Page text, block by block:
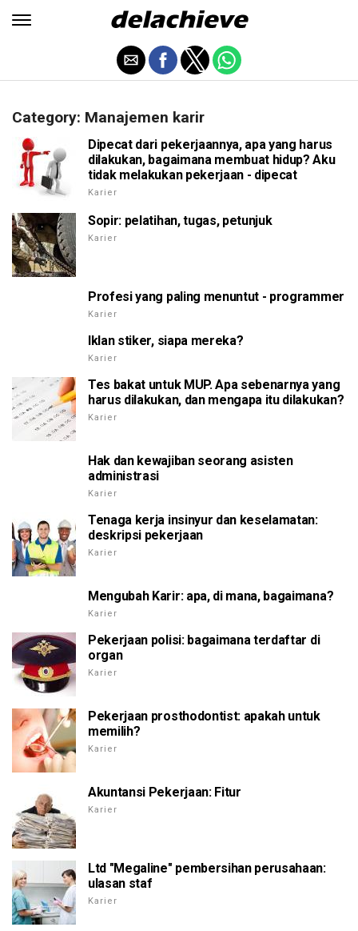
Category: Manajemen karir
Dipecat dari pekerjaannya, apa yang harus
dilakukan, bagaimana membuat hidup? Aku
tidak melakukan pekerjaan - dipecat
Karier
Sopir: pelatihan, tugas, petunjuk
Karier
Profesi yang paling menuntut - programmer
Karier
Iklan stiker, siapa mereka?
Karier
Tes bakat untuk MUP. Apa sebenarnya yang
harus dilakukan, dan mengapa itu dilakukan?
Karier
Hak dan kewajiban seorang asisten
administrasi
Karier
Tenaga kerja insinyur dan keselamatan:
deskripsi pekerjaan
Karier
Mengubah Karir: apa, di mana, bagaimana?
Karier
Pekerjaan polisi: bagaimana terdaftar di
organ
Karier
Pekerjaan prosthodontist: apakah untuk
memilih?
Karier
Akuntansi Pekerjaan: Fitur
Karier
Ltd "Megaline" pembersihan perusahaan:
ulasan staf
Karier